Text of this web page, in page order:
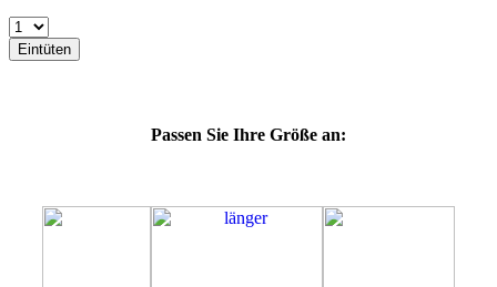
64L
64M
Eintüten
Passen Sie Ihre Größe an: